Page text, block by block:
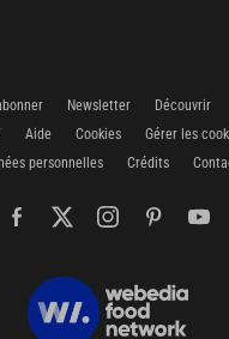
Newsletter Découvrir
Aide Cookies Gérer les
personnelles
Crédits